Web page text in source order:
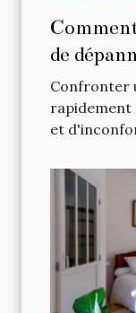
de
Confronter
rapidement
et